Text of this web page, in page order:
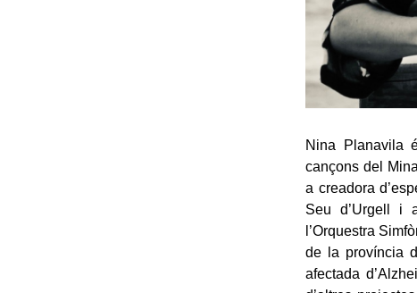
Nina Planavila
cançons del
a creadora
Seu d’Urgell i
l’Orquestra
de la província
afectada